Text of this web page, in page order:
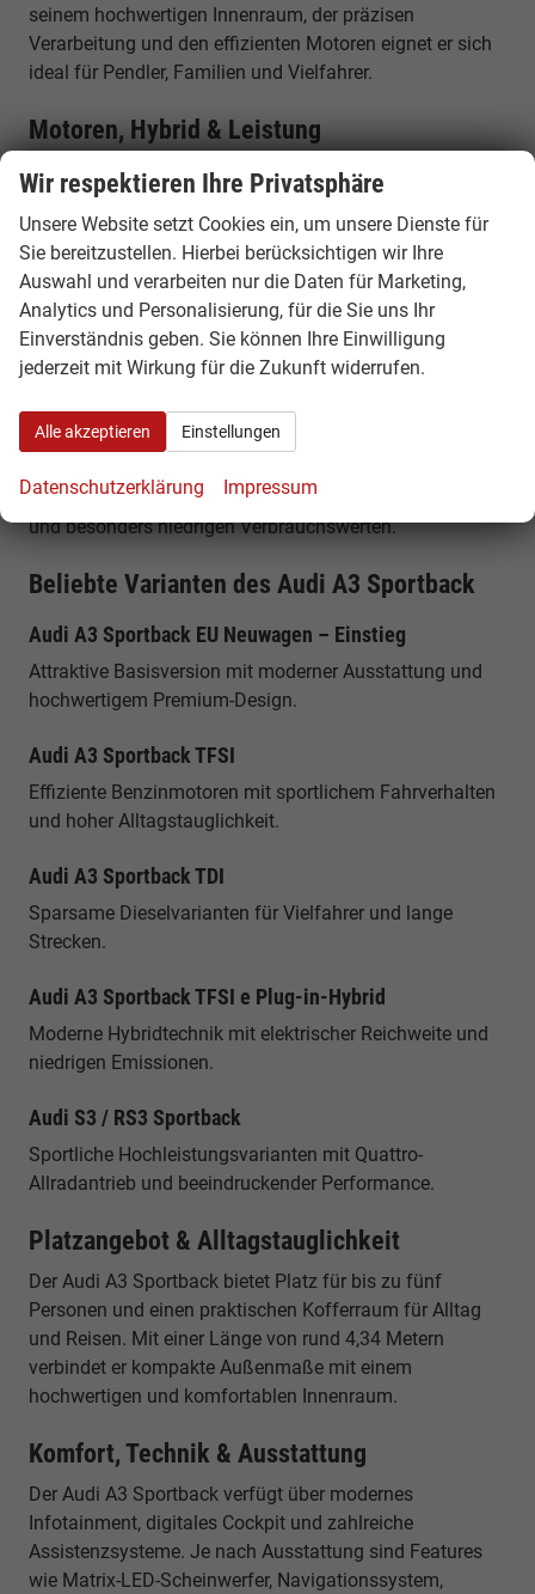
seinem hochwertigen Innenraum, der präzisen
Verarbeitung und den effizienten Motoren eignet er sich
ideal für Pendler, Familien und Vielfahrer.
Motoren, Hybrid & Leistung
Der Audi A3 Sportback ist je nach Modell als Benziner,
Diesel, Mild-Hybrid oder Plug-in-Hybrid erhältlich. Die
Leistung reicht von etwa 116 PS bis zu 272 PS bei den
leistungsstarken Plug-in-Hybrid-Modellen. Zusätzlich
stehen sportliche S3- und RS3-Versionen mit deutlich
höherer Leistung zur Verfügung.
Verbrauch & Effizienz
Moderne Mild-Hybrid-Technologie unterstützt den
Kraftstoffverbrauch und sorgt für effizientes Fahren im
zusätzlich rein elektrisches Fahren mit hoher Reichweite
und besonders niedrigen Verbrauchswerten.
Beliebte Varianten des Audi A3 Sportback
Audi A3 Sportback EU Neuwagen – Einstieg
Attraktive Basisversion mit moderner Ausstattung und
hochwertigem Premium-Design.
Audi A3 Sportback TFSI
Effiziente Benzinmotoren mit sportlichem Fahrverhalten
und hoher Alltagstauglichkeit.
Audi A3 Sportback TDI
Sparsame Dieselvarianten für Vielfahrer und lange
Strecken.
Audi A3 Sportback TFSI e Plug-in-Hybrid
Moderne Hybridtechnik mit elektrischer Reichweite und
niedrigen Emissionen.
Audi S3 / RS3 Sportback
Sportliche Hochleistungsvarianten mit Quattro-
Allradantrieb und beeindruckender Performance.
Platzangebot & Alltagstauglichkeit
Der Audi A3 Sportback bietet Platz für bis zu fünf
Personen und einen praktischen Kofferraum für Alltag
und Reisen. Mit einer Länge von rund 4,34 Metern
verbindet er kompakte Außenmaße mit einem
hochwertigen und komfortablen Innenraum.
Komfort, Technik & Ausstattung
Der Audi A3 Sportback verfügt über modernes
Infotainment, digitales Cockpit und zahlreiche
Assistenzsysteme. Je nach Ausstattung sind Features
wie Matrix-LED-Scheinwerfer, Navigationssystem,
Wir respektieren Ihre Privatsphäre
Unsere Website setzt Cookies ein, um unsere Dienste für
Sie bereitzustellen. Hierbei berücksichtigen wir Ihre
Auswahl und verarbeiten nur die Daten für Marketing,
Analytics und Personalisierung, für die Sie uns Ihr
Einverständnis geben. Sie können Ihre Einwilligung
jederzeit mit Wirkung für die Zukunft widerrufen.
Alle akzeptieren Einstellungen
Datenschutzerklärung Impressum